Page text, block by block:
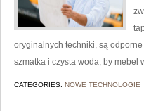
oryginalnych techniki, są
szmatka i czysta woda, by mebel
CATEGORIES: NOWE TECHNOLOGIE